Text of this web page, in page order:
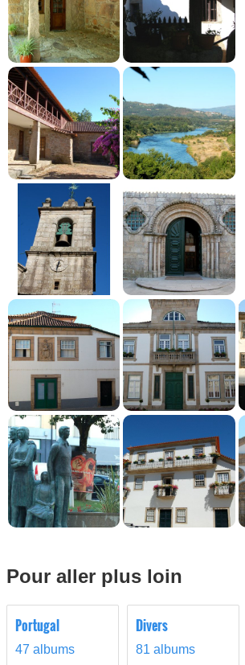
Pour aller plus loin
Portugal
47 albums
Divers
81 albums